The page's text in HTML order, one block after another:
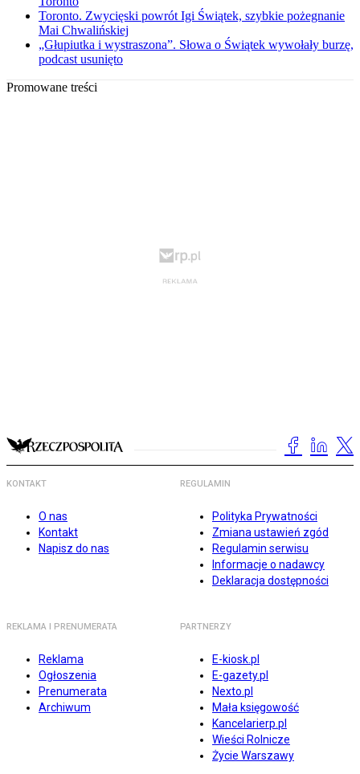
Toronto. Zwycięski powrót Igi Świątek, szybkie pożegnanie
Mai Chwalińskiej
„Głupiutka i wystraszona”. Słowa o Świątek wywołały burzę,
podcast usunięto
Promowane treści
KONTAKT
O nas
Kontakt
Napisz do nas
REGULAMIN
Polityka Prywatności
Zmiana ustawień zgód
Regulamin serwisu
Informacje o nadawcy
Deklaracja dostępności
REKLAMA I PRENUMERATA
Reklama
Ogłoszenia
Prenumerata
Archiwum
PARTNERZY
E-kiosk.pl
E-gazety.pl
Nexto.pl
Mała księgowość
Kancelarierp.pl
Wieści Rolnicze
Życie Warszawy